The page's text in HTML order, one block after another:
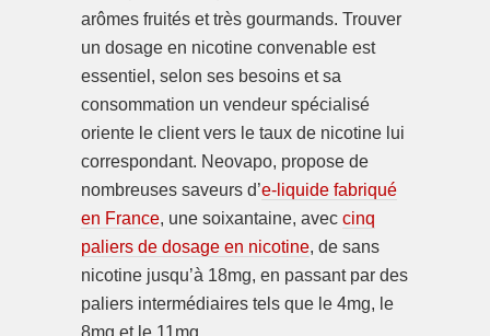
arômes fruités et très gourmands. Trouver
un dosage en nicotine convenable est
essentiel, selon ses besoins et sa
consommation un vendeur spécialisé
oriente le client vers le taux de nicotine lui
correspondant. Neovapo, propose de
nombreuses saveurs d’e-liquide fabriqué
en France, une soixantaine, avec cinq
paliers de dosage en nicotine, de sans
nicotine jusqu’à 18mg, en passant par des
paliers intermédiaires tels que le 4mg, le
8mg et le 11mg.